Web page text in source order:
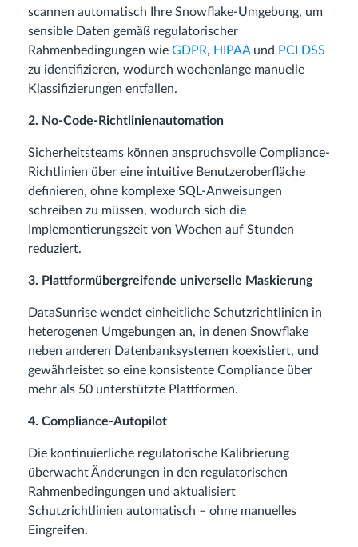
scannen automatisch Ihre Snowflake-Umgebung, um
sensible Daten gemäß regulatorischer
Rahmenbedingungen wie GDPR, HIPAAund PCI DSS
zu identifizieren, wodurch wochenlange manuelle
Klassifizierungen entfallen.
2. No-Code-Richtlinienautomation
Sicherheitsteams können anspruchsvolle Compliance-
Richtlinien über eine intuitive Benutzeroberfläche
definieren, ohne komplexe SQL-Anweisungen
schreiben zu müssen, wodurch sich die
Implementierungszeit von Wochen auf Stunden
reduziert.
3. Plattformübergreifende universelle Maskierung
DataSunrise wendet einheitliche Schutzrichtlinien in
heterogenen Umgebungen an, in denen Snowflake
neben anderen Datenbanksystemen koexistiert, und
gewährleistet so eine konsistente Compliance über
mehr als 50 unterstützte Plattformen.
4. Compliance-Autopilot
Die kontinuierliche regulatorische Kalibrierung
überwacht Änderungen in den regulatorischen
Rahmenbedingungen und aktualisiert
Schutzrichtlinien automatisch – ohne manuelles
Eingreifen.